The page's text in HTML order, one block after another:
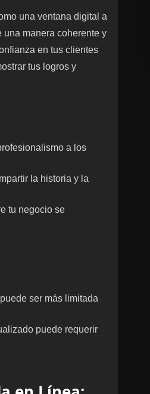
una ventana digital a
manera coherente y
en tus clientes
tus logros y
a los
la historia y la
tu negocio se
ser más limitada
puede requerir